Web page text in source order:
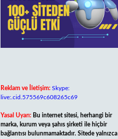
Reklam ve İletişim: Skype:
live:.cid.575569c608265c69
Yasal Uyarı: Bu internet sitesi, herhangi bir
marka, kurum veya şahıs şirketi ile hiçbir
bağlantısı bulunmamaktadır. Sitede yalnızca